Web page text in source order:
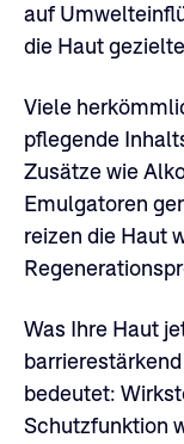
auf
die Haut
Viele
pflegende
Zusätze wie
Emulgatoren
reizen die Haut
Was Ihre Haut
bedeutet:
Schutzfunktion